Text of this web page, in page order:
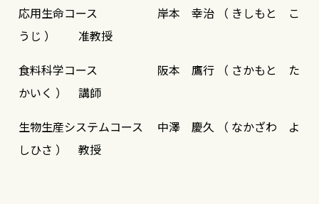
応用生命コース 岸本 幸治 （ きしもと こ
うじ ） 准教授
食料科学コース 阪本 鷹行 （ さかもと た
かいく ） 講師
生物生産システムコース 中澤 慶久 （ なかざわ よ
しひさ ） 教授